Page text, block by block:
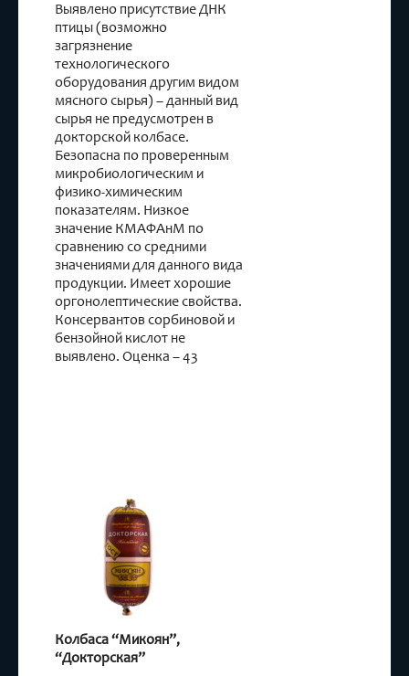
Выявлено присутствие ДНК
птицы (возможно
загрязнение
технологического
оборудования другим видом
мясного сырья) – данный вид
сырья не предусмотрен в
докторской колбасе.
Безопасна по проверенным
микробиологическим и
физико-химическим
показателям. Низкое
значение КМАФАнМ по
сравнению со средними
значениями для данного вида
продукции. Имеет хорошие
оргонолептические свойства.
Консервантов сорбиновой и
бензойной кислот не
выявлено. Оценка – 43
Колбаса “Микоян”,
“Докторская”